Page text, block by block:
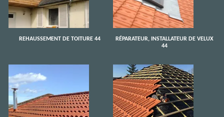
REHAUSSEMENT DE TOITURE 44
RÉPARATEUR, INSTALLATEUR DE VELUX
44